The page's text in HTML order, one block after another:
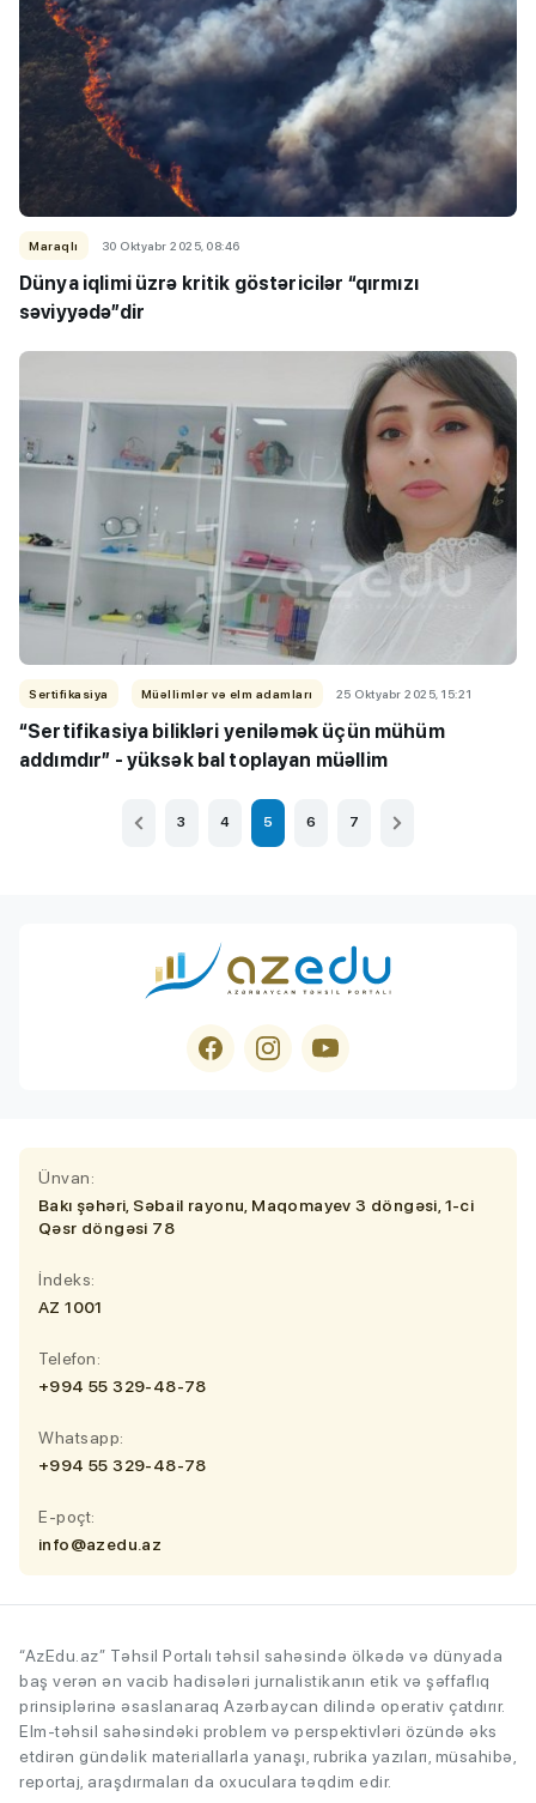
Maraqlı 30 Oktyabr 2025, 08:46
Dünya iqlimi üzrə kritik göstəricilər “qırmızı
səviyyədə”dir
Sertifikasiya Müəllimlər və elm adamları 25 Oktyabr 2025, 15:21
“Sertifikasiya bilikləri yeniləmək üçün mühüm
addımdır” - yüksək bal toplayan müəllim
3 4 5 6 7
Ünvan:
Bakı şəhəri, Səbail rayonu, Maqomayev 3 döngəsi, 1-ci
Qəsr döngəsi 78
İndeks:
AZ 1001
Telefon:
+994 55 329-48-78
Whatsapp:
+994 55 329-48-78
E-poçt:
info@azedu.az
“AzEdu.az” Təhsil Portalı təhsil sahəsində ölkədə və dünyada
baş verən ən vacib hadisələri jurnalistikanın etik və şəffaflıq
prinsiplərinə əsaslanaraq Azərbaycan dilində operativ çatdırır.
Elm-təhsil sahəsindəki problem və perspektivləri özündə əks
etdirən gündəlik materiallarla yanaşı, rubrika yazıları, müsahibə,
reportaj, araşdırmaları da oxuculara təqdim edir.